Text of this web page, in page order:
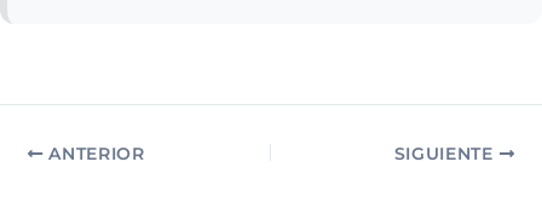
ANTERIOR SIGUIENTE